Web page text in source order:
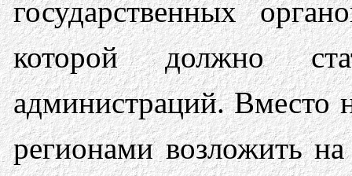
государственных
которой должно
администраций. Вместо
регионами возложить